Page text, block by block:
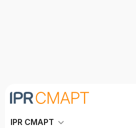
IPR СМАРТ